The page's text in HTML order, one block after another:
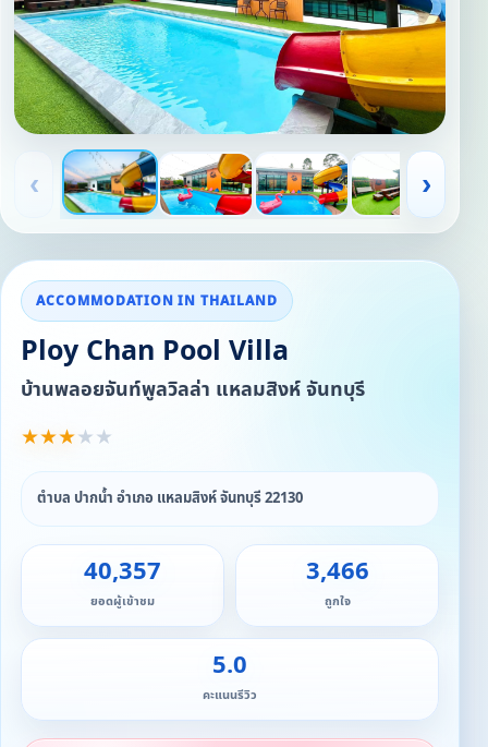
‹ ›
ACCOMMODATION IN THAILAND
Ploy Chan Pool Villa
บ้านพลอยจันท์พูลวิลล่า แหลมสิงห์ จันทบุรี
★★★★★
ตำบล ปากน้ำ อำเภอ แหลมสิงห์ จันทบุรี 22130
40,357
ยอดผู้เข้าชม
3,466
ถูกใจ
5.0
คะแนนรีวิว